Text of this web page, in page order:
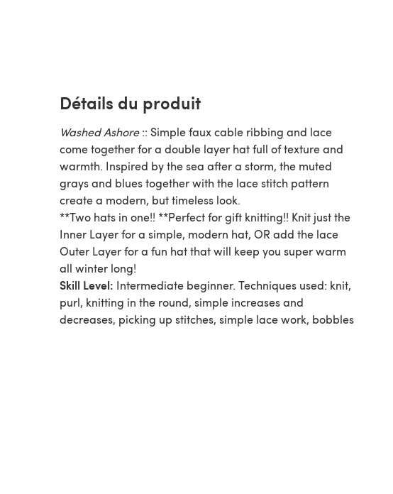
Détails du produit
Washed Ashore:: Simple faux cable ribbing and lace
come together for a double layer hat full of texture and
warmth. Inspired by the sea after a storm, the muted
grays and blues together with the lace stitch pattern
create a modern, but timeless look.
**Two hats in one!! **Perfect for gift knitting!! Knit just the
Inner Layer for a simple, modern hat, OR add the lace
Outer Layer for a fun hat that will keep you super warm
all winter long!
Skill Level: Intermediate beginner. Techniques used: knit,
purl, knitting in the round, simple increases and
decreases, picking up stitches, simple lace work, bobbles